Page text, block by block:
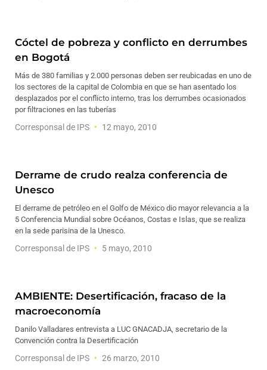
Cóctel de pobreza y conflicto en derrumbes
en Bogotá
Más de 380 familias y 2.000 personas deben ser reubicadas en uno de
los sectores de la capital de Colombia en que se han asentado los
desplazados por el conflicto interno, tras los derrumbes ocasionados
por filtraciones en las tuberías
Corresponsal de IPS 12 mayo, 2010
Derrame de crudo realza conferencia de
Unesco
El derrame de petróleo en el Golfo de México dio mayor relevancia a la
5 Conferencia Mundial sobre Océanos, Costas e Islas, que se realiza
en la sede parisina de la Unesco.
Corresponsal de IPS 5 mayo, 2010
AMBIENTE: Desertificación, fracaso de la
macroeconomía
Danilo Valladares entrevista a LUC GNACADJA, secretario de la
Convención contra la Desertificación
Corresponsal de IPS 26 marzo, 2010